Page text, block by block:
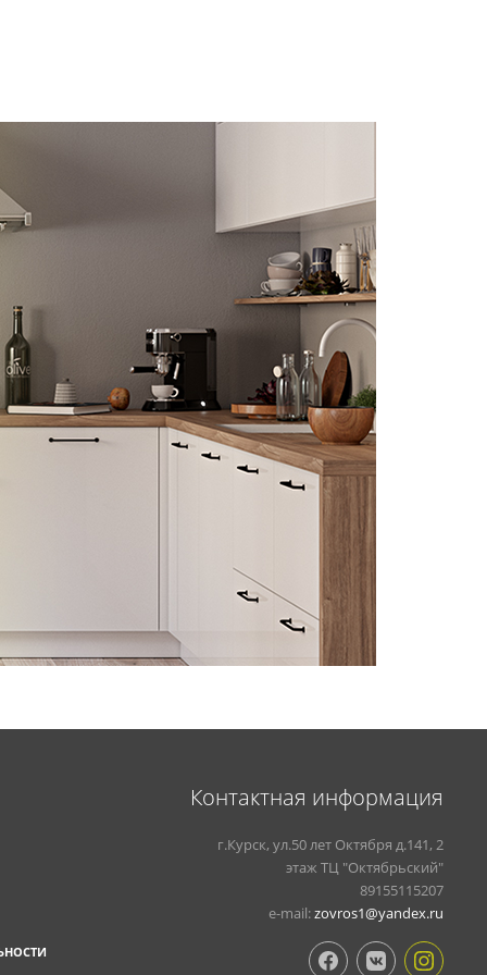
Контактная информация
г.Курск, ул.50 лет Октября д.141, 2
этаж ТЦ "Октябрьский"
89155115207
e-mail:zovros1@yandex.ru